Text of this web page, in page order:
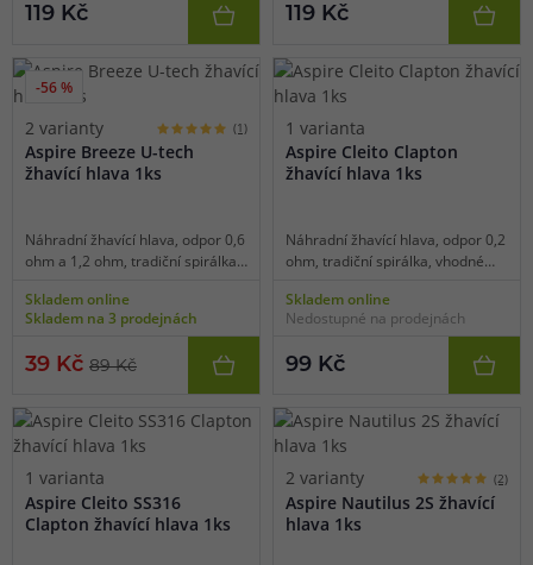
119 Kč 119 Kč
-56 %
2 varianty (1)
Aspire Breeze U-tech
žhavící hlava 1ks
Náhradní žhavící hlava, odpor 0,6
ohm a 1,2 ohm, tradiční spirálka,
balení.
Skladem online
Skladem na 3 prodejnách
39 Kč 89 Kč
1 varianta
Aspire Cleito Clapton
žhavící hlava 1ks
Náhradní žhavící hlava, odpor 0,2
ohm, tradiční spirálka, vhodné
Skladem online
Nedostupné na prodejnách
99 Kč
1 varianta
Aspire Cleito SS316
Clapton žhavící hlava 1ks
2 varianty (2)
Aspire Nautilus 2S žhavící
hlava 1ks